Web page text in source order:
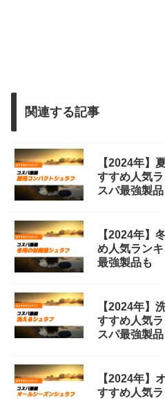
関連する記事
【2024年】
すすめ人気
スパ最強製品
【2024年】
め人気ラン
最強製品も
【2024年】
すすめ人気
スパ最強製品
【2024年】
すすめ人気